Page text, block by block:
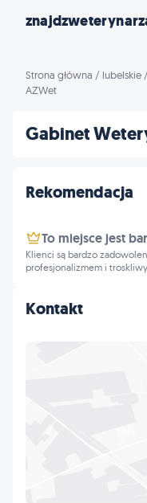
Strona główna / lubelskie /
AZWet
Gabinet
Kontakt
Rekomendacja
To miejsce jest
Klienci są bardzo
profesjonalizmem i